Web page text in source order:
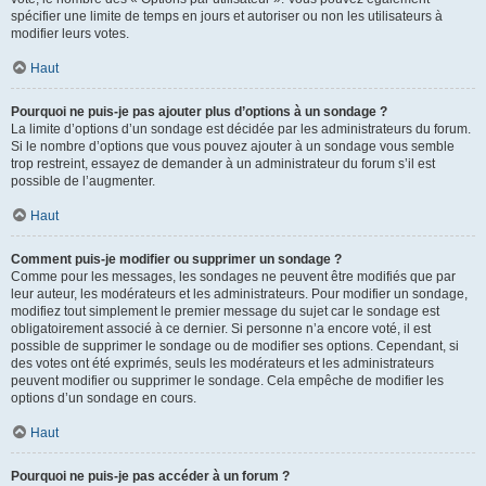
spécifier une limite de temps en jours et autoriser ou non les utilisateurs à
modifier leurs votes.
Haut
Pourquoi ne puis-je pas ajouter plus d’options à un sondage ?
La limite d’options d’un sondage est décidée par les administrateurs du forum.
Si le nombre d’options que vous pouvez ajouter à un sondage vous semble
trop restreint, essayez de demander à un administrateur du forum s’il est
possible de l’augmenter.
Haut
Comment puis-je modifier ou supprimer un sondage ?
Comme pour les messages, les sondages ne peuvent être modifiés que par
leur auteur, les modérateurs et les administrateurs. Pour modifier un sondage,
modifiez tout simplement le premier message du sujet car le sondage est
obligatoirement associé à ce dernier. Si personne n’a encore voté, il est
possible de supprimer le sondage ou de modifier ses options. Cependant, si
des votes ont été exprimés, seuls les modérateurs et les administrateurs
peuvent modifier ou supprimer le sondage. Cela empêche de modifier les
options d’un sondage en cours.
Haut
Pourquoi ne puis-je pas accéder à un forum ?